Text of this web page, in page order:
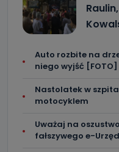
Auto rozbite na
niego wyjść [FOTO]
Nastolatek w
motocyklem
Uważaj na
fałszywego e-